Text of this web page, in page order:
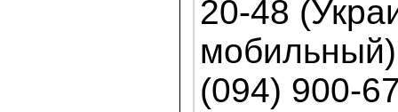
20-48
(094) 900-